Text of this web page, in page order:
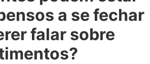
a se fechar
falar sobre